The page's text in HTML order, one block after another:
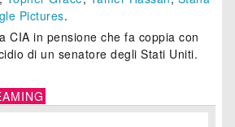
Pictures.
CIA in pensione che fa coppia con
di un senatore degli Stati Uniti.